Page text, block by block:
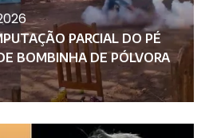
PARCIAL DO PÉ
BOMBINHA DE PÓLVORA